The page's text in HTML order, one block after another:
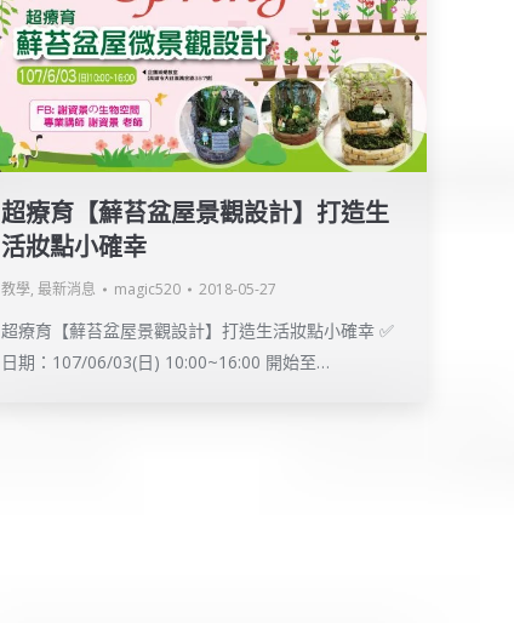
超療育【蘚苔盆屋景觀設計】打造生
活妝點小確幸
教學, 最新消息 magic520 2018-05-27
超療育【蘚苔盆屋景觀設計】打造生活妝點小確幸 ✅
日期：107/06/03(日) 10:00~16:00 開始至…